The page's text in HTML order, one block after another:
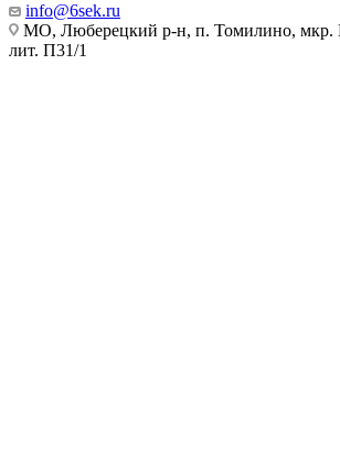
info@6sek.ru
МО, Люберецкий р-н, п. Томилино, мкр.
лит. П31/1